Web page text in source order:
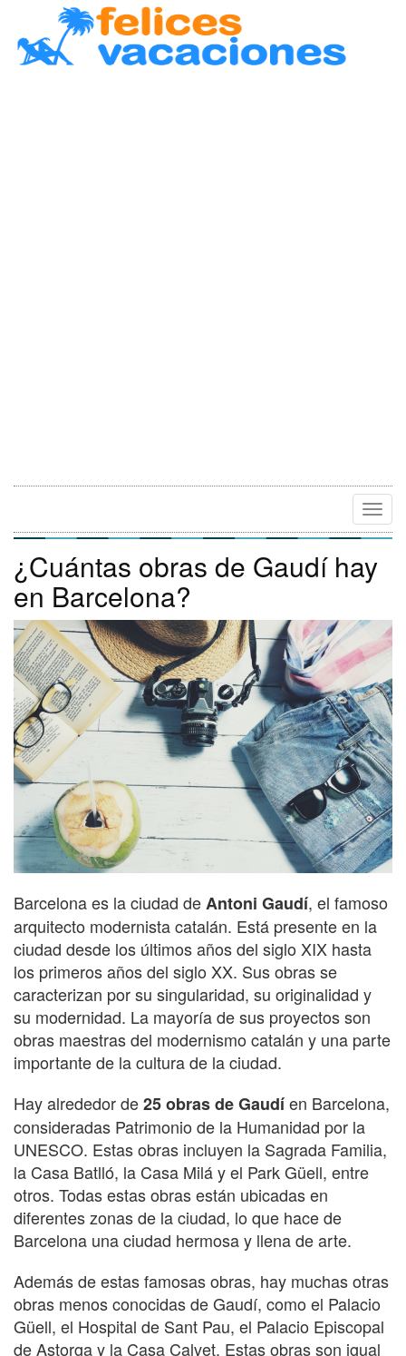
¿Cuántas obras de Gaudí hay
en Barcelona?
Barcelona es la ciudad deAntoni Gaudí, el famoso
arquitecto modernista catalán. Está presente en la
ciudad desde los últimos años del siglo XIX hasta
los primeros años del siglo XX. Sus obras se
caracterizan por su singularidad, su originalidad y
su modernidad. La mayoría de sus proyectos son
obras maestras del modernismo catalán y una parte
importante de la cultura de la ciudad.
Hay alrededor de25 obras de Gaudíen Barcelona,
consideradas Patrimonio de la Humanidad por la
UNESCO. Estas obras incluyen la Sagrada Familia,
la Casa Batlló, la Casa Milá y el Park Güell, entre
otros. Todas estas obras están ubicadas en
diferentes zonas de la ciudad, lo que hace de
Barcelona una ciudad hermosa y llena de arte.
Además de estas famosas obras, hay muchas otras
obras menos conocidas de Gaudí, como el Palacio
Güell, el Hospital de Sant Pau, el Palacio Episcopal
de Astorga y la Casa Calvet. Estas obras son igual